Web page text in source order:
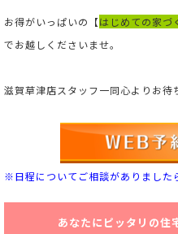
お得がいっぱいの【はじめての家づ
でお越しくださいませ。
滋賀草津店スタッフ一同心よりお待
※日程についてご相談がありました
あなたにピッタリの住